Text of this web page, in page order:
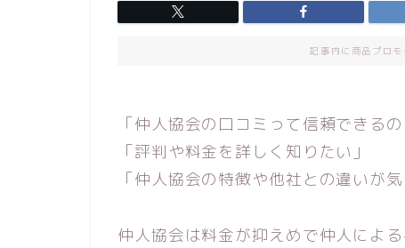
記事内に商品プロ
「仲人協会の口コミって信頼できるの
「評判や料金を詳しく知りたい」
「仲人協会の特徴や他社との違いが気
仲人協会は料金が抑えめで仲人によ